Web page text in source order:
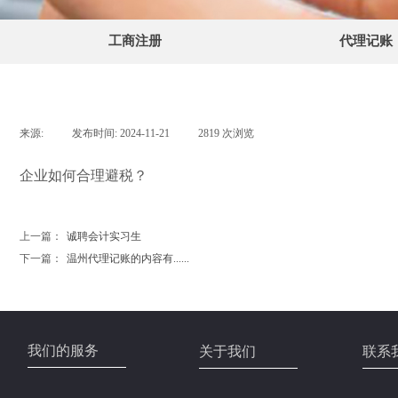
工商注册 代理记账
来源: 发布时间: 2024-11-21 2819 次浏览
企业如何合理避税？
上一篇：
诚聘会计实习生
下一篇：
温州代理记账的内容有......
联系
关于我们
我们的服务